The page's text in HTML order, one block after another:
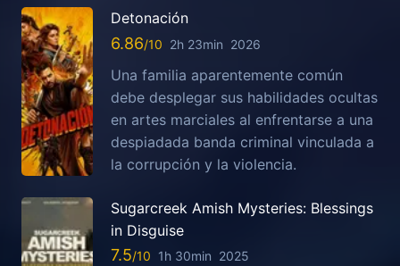
Detonación
6.86 2h 23min 2026
Una familia aparentemente común
debe desplegar sus habilidades ocultas
en artes marciales al enfrentarse a una
despiadada banda criminal vinculada a
la corrupción y la violencia.
Sugarcreek Amish Mysteries: Blessings
in Disguise
7.5 1h 30min 2025